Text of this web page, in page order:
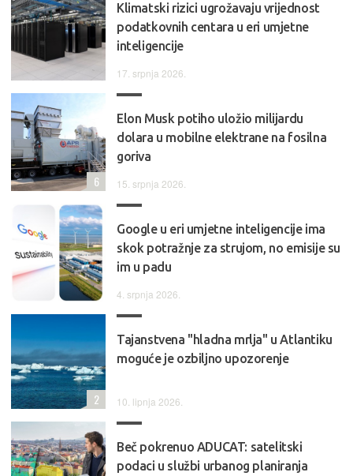
Klimatski rizici ugrožavaju vrijednost
podatkovnih centara u eri umjetne
inteligencije
17. srpnja 2026.
Elon Musk potiho uložio milijardu
dolara u mobilne elektrane na fosilna
goriva
15. srpnja 2026.
6
Google u eri umjetne inteligencije ima
skok potražnje za strujom, no emisije su
im u padu
4. srpnja 2026.
Tajanstvena "hladna mrlja" u Atlantiku
moguće je ozbiljno upozorenje
10. lipnja 2026.
2
Beč pokrenuo ADUCAT: satelitski
podaci u službi urbanog planiranja